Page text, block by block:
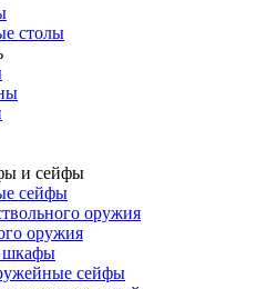
столы
и сейфы
сейфы
оружия
оружия
шкафы
сейфы